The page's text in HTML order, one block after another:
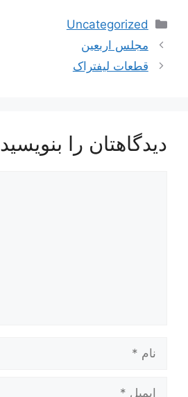
دسته‌ها
Uncategorized
ناوبری
نوشته‌ها
مجلس اربعین
قطعات لیفتراک
دیدگاهتان را بنویسید
ایمیل